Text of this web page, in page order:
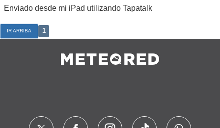
Enviado desde mi iPad utilizando Tapatalk
IR ARRIBA 1